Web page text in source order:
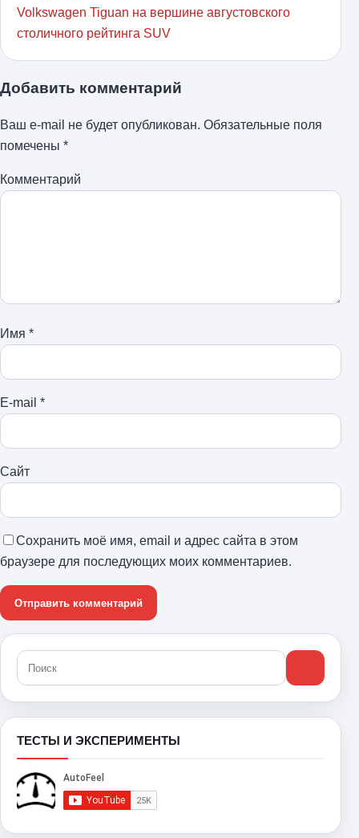
Volkswagen Tiguan на вершине августовского
столичного рейтинга SUV
Добавить комментарий
Ваш e-mail не будет опубликован. Обязательные поля
помечены *
Комментарий
Имя *
E-mail *
Сайт
Сохранить моё имя, email и адрес сайта в этом
браузере для последующих моих комментариев.
ТЕСТЫ И ЭКСПЕРИМЕНТЫ